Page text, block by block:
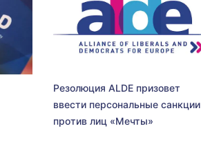
Резолюция ALDE призовет
ввести персональные санкции
против лиц «Мечты»